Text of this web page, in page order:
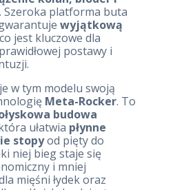
. Szeroka platforma buta
wyjątkową
jest kluczowe dla
postawy i
w tym modelu swoją
Meta-Rocker. To
budowa
ułatwia płynne
stopyod pięty do
niej bieg staje się
i mniej
mięśni łydek oraz